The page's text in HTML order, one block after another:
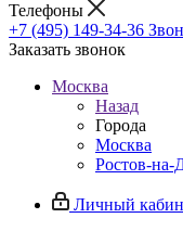
Телефоны
+7 (495) 149-34-36
Заказать звонок
Москва
Назад
Города
Москва
Ростов-на-
Личный